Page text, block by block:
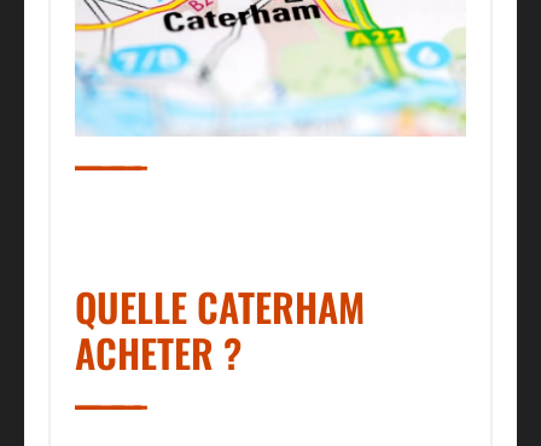
QUELLE CATERHAM
ACHETER ?